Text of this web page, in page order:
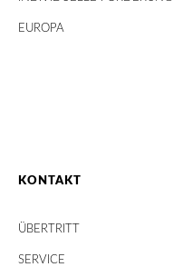
EUROPA
KONTAKT
ÜBERTRITT
SERVICE